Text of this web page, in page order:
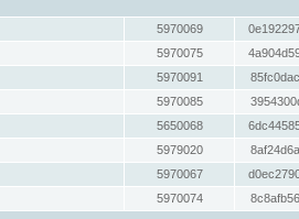
5970069
5970075
5970091
5970085
5650068
5979020
5970067
5970074